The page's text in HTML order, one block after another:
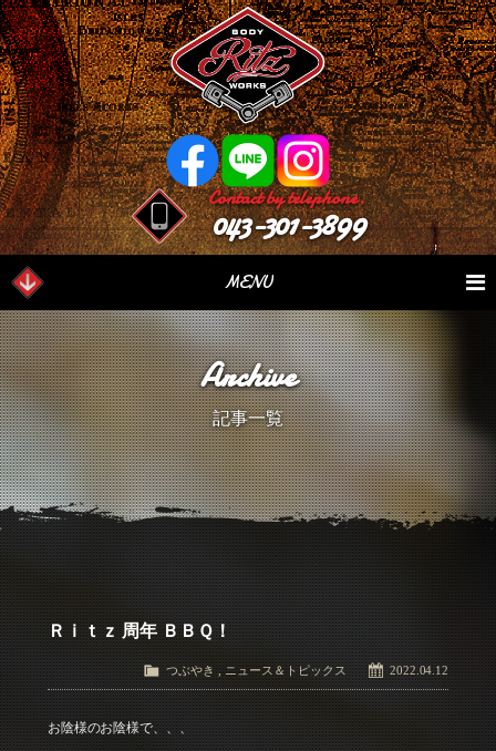
Contact by telephone.
043-301-3899
MENU
Our Serivce
業務内容 Stock List
在庫車情報
Parts Sales
パーツ情報 Case Study
作業日誌
Blog
つぶやき Factory
会社概要
Access
アクセス
Archive
記事一覧
Ｒｉｔｚ 周年 ＢＢＱ！
2022.04.12
つぶやき ニュース＆トピックス
お陰様のお陰様で、、、